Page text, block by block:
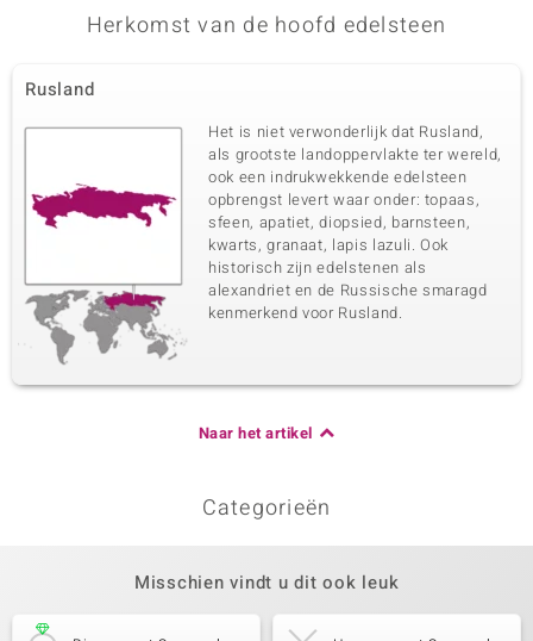
Herkomst van de hoofd edelsteen
Rusland
Het is niet verwonderlijk dat Rusland,
als grootste landoppervlakte ter wereld,
ook een indrukwekkende edelsteen
opbrengst levert waar onder: topaas,
sfeen, apatiet, diopsied, barnsteen,
kwarts, granaat, lapis lazuli. Ook
historisch zijn edelstenen als
alexandriet en de Russische smaragd
kenmerkend voor Rusland.
Naar het artikel
Categorieën
Misschien vindt u dit ook leuk